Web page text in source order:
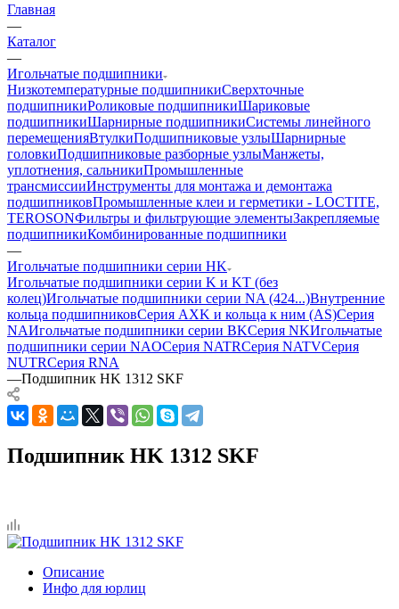
Главная
—
Каталог
—
Игольчатые подшипники
Низкотемпературные подшипникиСверхточные
подшипникиРоликовые подшипникиШариковые
подшипникиШарнирные подшипникиСистемы линейного
перемещенияВтулкиПодшипниковые узлыШарнирные
головкиПодшипниковые разборные узлыМанжеты,
уплотнения, сальникиПромышленные
трансмиссииИнструменты для монтажа и демонтажа
подшипниковПромышленные клеи и герметики - LOCTITE,
TEROSONФильтры и фильтрующие элементыЗакрепляемые
подшипникиКомбинированные подшипники
—
Игольчатые подшипники серии HK
Игольчатые подшипники серии K и KT (без
колец)Игольчатые подшипники серии NA (424...)Внутренние
кольца подшипниковСерия AXK и кольца к ним (AS)Серия
NAИгольчатые подшипники серии BKСерия NKИгольчатые
подшипники серии NAOСерия NATRСерия NATVСерия
NUTRСерия RNA
—Подшипник HK 1312 SKF
Подшипник HK 1312 SKF
Описание
Инфо для юрлиц